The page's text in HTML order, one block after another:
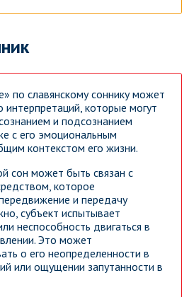
по славянскому соннику может
интерпретаций, которые могут
и подсознанием
с его эмоциональным
контекстом его жизни.
сон может быть связан с
которое
и передачу
субъект испытывает
неспособность двигаться в
Это может
о его неопределенности в
или ощущении запутанности в